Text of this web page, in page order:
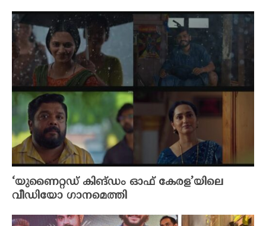
‘യുണൈറ്റഡ് കിങ്ഡം ഓഫ് കേരള’യിലെ
വീഡിയോ ഗാനമെത്തി